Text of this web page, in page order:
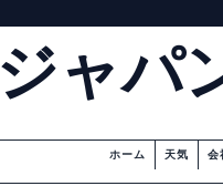
ジャパ
ホーム 天気 会